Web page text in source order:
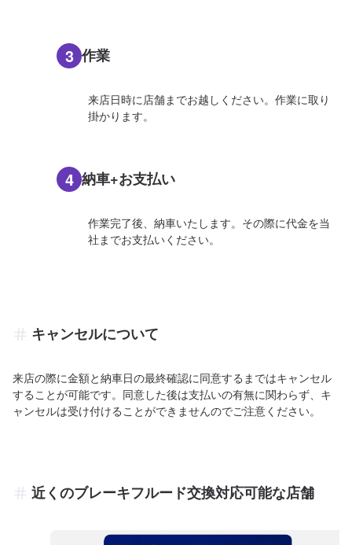
3 作業
来店日時に店舗までお越しください。作業に取り
掛かります。
4 納車+お支払い
作業完了後、納車いたします。その際に代金を当
社までお支払いください。
キャンセルについて
来店の際に金額と納車日の最終確認に同意するまではキャンセル
することが可能です。同意した後は支払いの有無に関わらず、キ
ャンセルは受け付けることができませんのでご注意ください。
近くのブレーキフルード交換対応可能な店舗